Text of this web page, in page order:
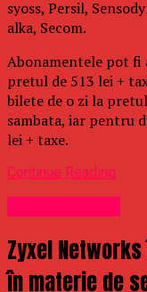
syoss, Persil,
alka, Secom.
Abonamentele pot fi
pretul de 513 lei +
bilete de o zi la
sambata, iar pentru
lei + taxe.
Continue Reading
Zyxel
în materie de